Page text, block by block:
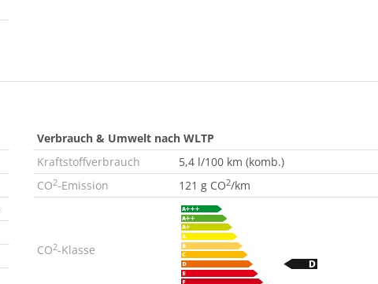
Verbrauch & Umwelt nach WLTP
Kraftstoffverbrauch
5,4 l/100 km (komb.)
CO2-Emission 121 g CO2/km
CO2-Klasse